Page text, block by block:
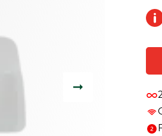
Enkelvoudige
Meervoudige
Verplaatsbare